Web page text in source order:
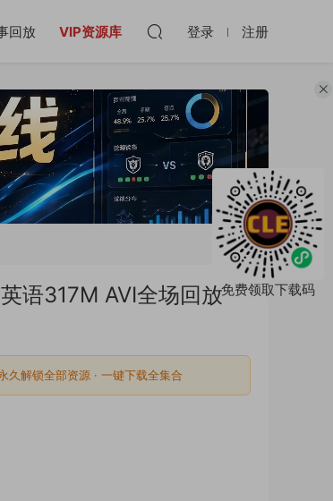
回放 VIP资源库 登录 注册
语317M AVI全场回放
久解锁全部资源 · 一键下载全集合
免费领取下载码